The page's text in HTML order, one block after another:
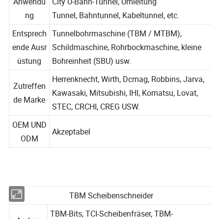
Anwendu
ng
City U-Bahn-Tunnel, Umleitung
Tunnel, Bahntunnel, Kabeltunnel, etc.
Entsprech
ende Ausr
üstung
Tunnelbohrmaschine (TBM / MTBM),
Schildmaschine, Rohrbockmaschine, kleine
Bohreinheit (SBU) usw.
Zutreffen
Herrenknecht, Wirth, Dcmag, Robbins, Jarva,
Kawasaki, Mitsubishi, IHI, Komatsu, Lovat,
STEC, CRCHI, CREG USW.
OEM UND
ODM
TBM Scheibenschneider